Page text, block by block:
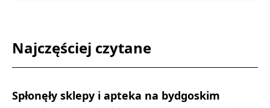
Najczęściej czytane
Spłonęły sklepy i apteka na bydgoskim